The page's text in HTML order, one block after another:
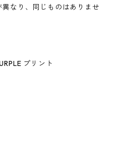
なり、同じものはありませ
プリント